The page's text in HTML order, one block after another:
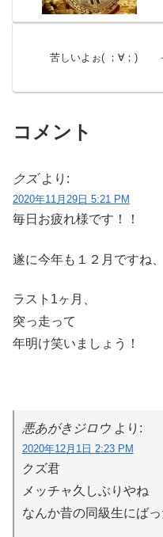
苦しいよぉ( ；∀；)
コメント
クズ より:
2020年11月29日 5:21 PM
毎日お疲れ様です！！
遂に今年も１２月ですね、
ラスト1ヶ月、
突っ走って
年明け笑いましょう！
悪あがきジロウ より:
2020年12月1日 2:23 PM
クズ君
メッチャ久しぶりやね
なんか昔の同級生にば